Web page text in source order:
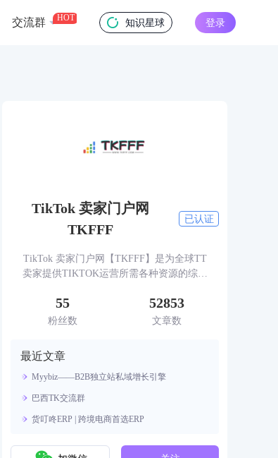
交流群 HOT 知识星球 登录
TikTok 卖家门户网
TKFFF
已认证
TikTok 卖家门户网【TKFFF】是为全球TT
卖家提供TIKTOK运营所需各种资源的综合
坛、社群、活动、人脉、货盘、教学等必备
55
粉丝数
52853
文章数
最近文章
Myybiz——B2B独立站私域增长引擎
巴西TK交流群
货叮咚ERP | 跨境电商首选ERP